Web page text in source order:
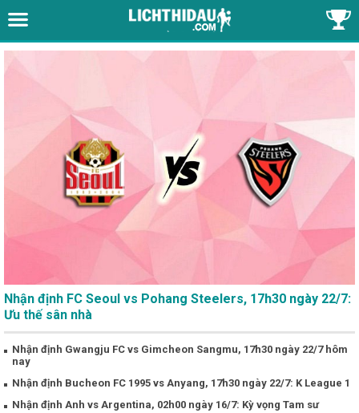
Nhận định FC Seoul vs Pohang Steelers, 17h30 ngày 22/7:
Ưu thế sân nhà
Nhận định Gwangju FC vs Gimcheon Sangmu, 17h30 ngày 22/7 hôm
nay
Nhận định Bucheon FC 1995 vs Anyang, 17h30 ngày 22/7: K League 1
Nhận định Anh vs Argentina, 02h00 ngày 16/7: Kỳ vọng Tam sư